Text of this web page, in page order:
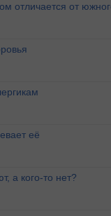
отличается от
её
а кого-то нет?